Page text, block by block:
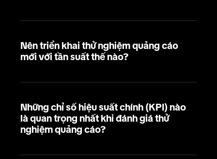
Nên triển khai thử nghiệm quảng cáo
mới với tần suất thế nào?
Những chỉ số hiệu suất chính (KPI) nào
là quan trọng nhất khi đánh giá thử
nghiệm quảng cáo?